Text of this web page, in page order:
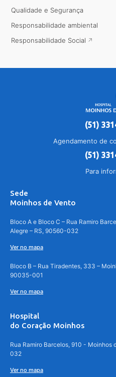
Qualidade e Segurança
Responsabilidade ambiental
Responsabilidade Social
(51)
Agendamento de
(51)
Para
Sede
Moinhos de Vento
Bloco A e Bloco C – Rua Ramiro
Alegre – RS, 90560-032
Ver no mapa
Bloco B – Rua Tiradentes, 333 –
90035-001
Ver no mapa
Hospital
do Coração Moinhos
Rua Ramiro Barcelos, 910 - Moinhos
032
Ver no mapa